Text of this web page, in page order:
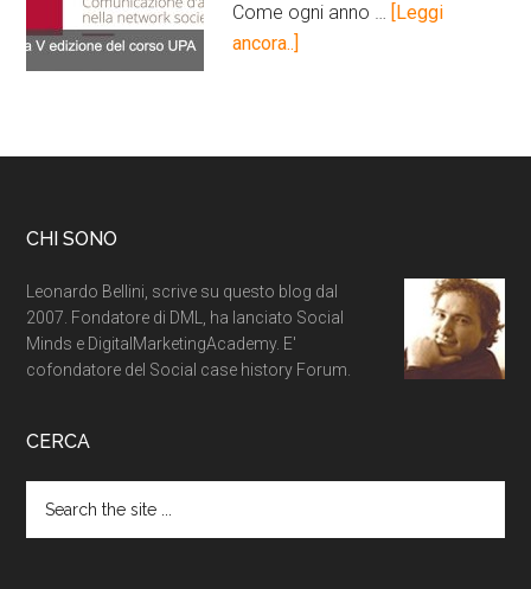
Come ogni anno …
[Leggi
ancora..]
CHI SONO
Leonardo Bellini, scrive su questo blog dal
2007. Fondatore di DML, ha lanciato Social
Minds e DigitalMarketingAcademy. E'
cofondatore del Social case history Forum.
CERCA